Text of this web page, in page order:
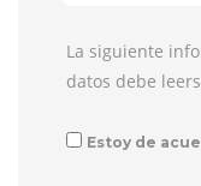
La siguiente
datos debe
Estoy de